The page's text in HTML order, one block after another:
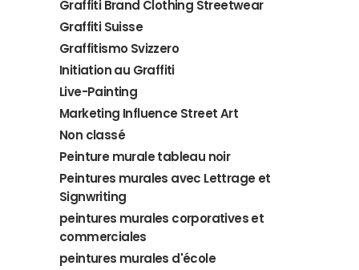
Graffiti Brand Clothing Streetwear
Graffiti Suisse
Graffitismo Svizzero
Initiation au Graffiti
Live-Painting
Marketing Influence Street Art
Non classé
Peinture murale tableau noir
Peintures murales avec Lettrage et
Signwriting
peintures murales corporatives et
commerciales
peintures murales d'école